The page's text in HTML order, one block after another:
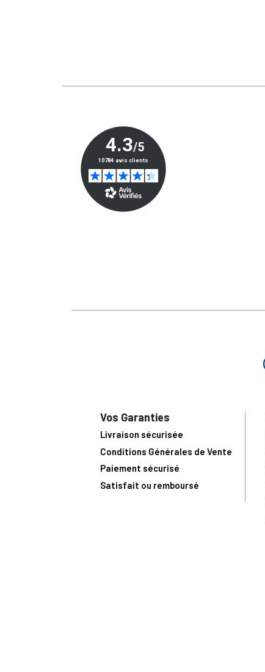
Vos Garanties
Livraison sécurisée
Conditions Générales de Vente
Paiement sécurisé
Satisfait ou remboursé